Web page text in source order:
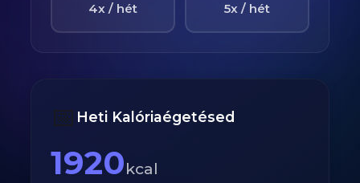
4x / hét 5x / hét
📅 Heti Kalóriaégetésed
1920kcal